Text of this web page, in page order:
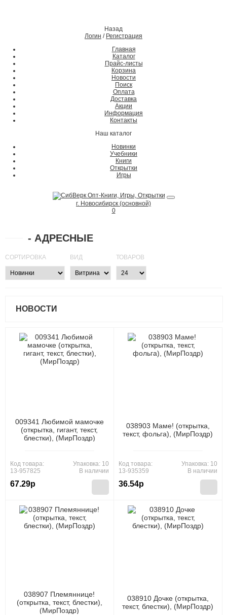
Назад
Логин / Регистрация
Главная
Каталог
Прайс-листы
Корзина
Новости
Поиск
Оплата
Доставка
Акции
Информация
Контакты
Наш каталог
Новинки
Учебники
Книги
Открытки
Игры
г. Новосибирск (основной)
0
- АДРЕСНЫЕ
СОРТИРОВКА ВИД ТОВАРОВ
НОВОСТИ
009341 Любимой мамочке
(открытка, гигант, текст,
блестки), (МирПоздр)
Код товара:
13-957825
67.29р
Упаковка: 10
В наличии
038903 Маме! (открытка,
текст, фольга), (МирПоздр)
Код товара:
13-935359
36.54р
Упаковка: 10
В наличии
038907 Племяннице!
(открытка, текст, блестки),
(МирПоздр)
038910 Дочке (открытка,
текст, блестки), (МирПоздр)